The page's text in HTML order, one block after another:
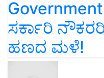
ಸರ್ಕಾರಿ
ಹಣದ ಮಳೆ!